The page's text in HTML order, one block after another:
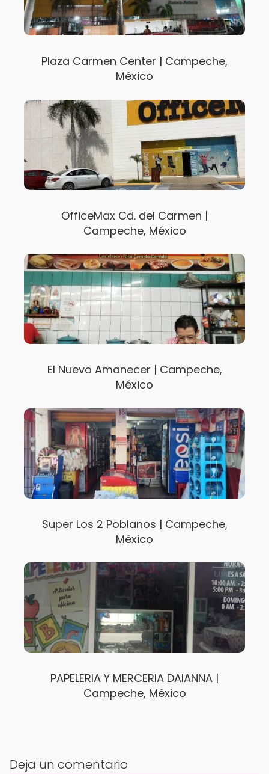
Plaza Carmen Center | Campeche,
México
OfficeMax Cd. del Carmen |
Campeche, México
El Nuevo Amanecer | Campeche,
México
Super Los 2 Poblanos | Campeche,
México
PAPELERIA Y MERCERIA DAIANNA |
Campeche, México
Deja un comentario